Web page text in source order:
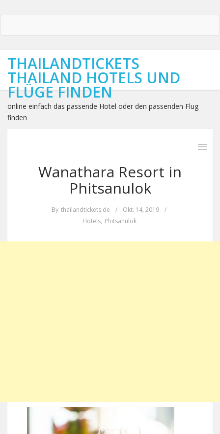
THAILANDTICKETS
THAILAND HOTELS UND
FLÜGE FINDEN
online einfach das passende Hotel oder den passenden Flug
finden
Wanathara Resort in
Phitsanulok
By thailandtickets.de / Okt. 14, 2019
/
Hotels, Phitsanulok